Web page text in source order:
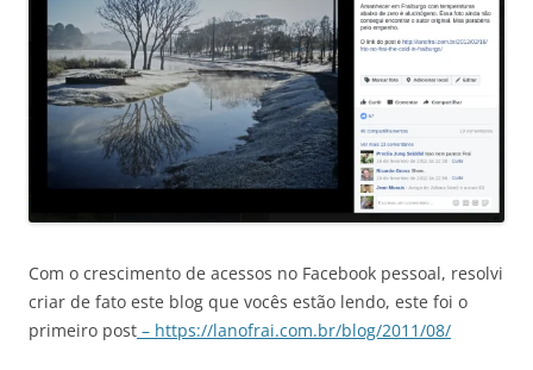
Com o crescimento de acessos no Facebook pessoal, resolvi
criar de fato este blog que vocês estão lendo, este foi o
primeiro post – https://lanofrai.com.br/blog/2011/08/